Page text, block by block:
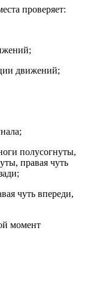
проверяет:
движений;
полусогнуты,
правая чуть
чуть впереди,
момент